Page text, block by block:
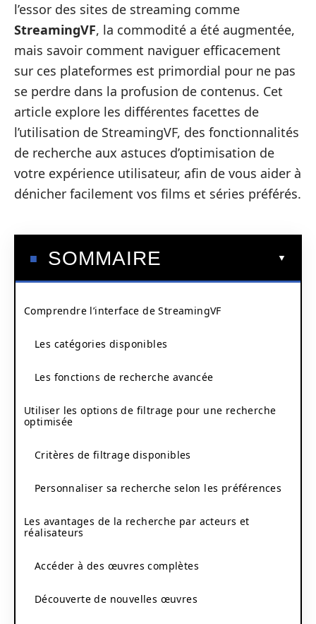
l’essor des sites de streaming comme
StreamingVF, la commodité a été augmentée,
mais savoir comment naviguer efficacement
sur ces plateformes est primordial pour ne pas
se perdre dans la profusion de contenus. Cet
article explore les différentes facettes de
l’utilisation de StreamingVF, des fonctionnalités
de recherche aux astuces d’optimisation de
votre expérience utilisateur, afin de vous aider à
dénicher facilement vos films et séries préférés.
SOMMAIRE
Comprendre l’interface de StreamingVF
Les catégories disponibles
Les fonctions de recherche avancée
Utiliser les options de filtrage pour une recherche
optimisée
Critères de filtrage disponibles
Personnaliser sa recherche selon les préférences
Les avantages de la recherche par acteurs et
réalisateurs
Accéder à des œuvres complètes
Découverte de nouvelles œuvres